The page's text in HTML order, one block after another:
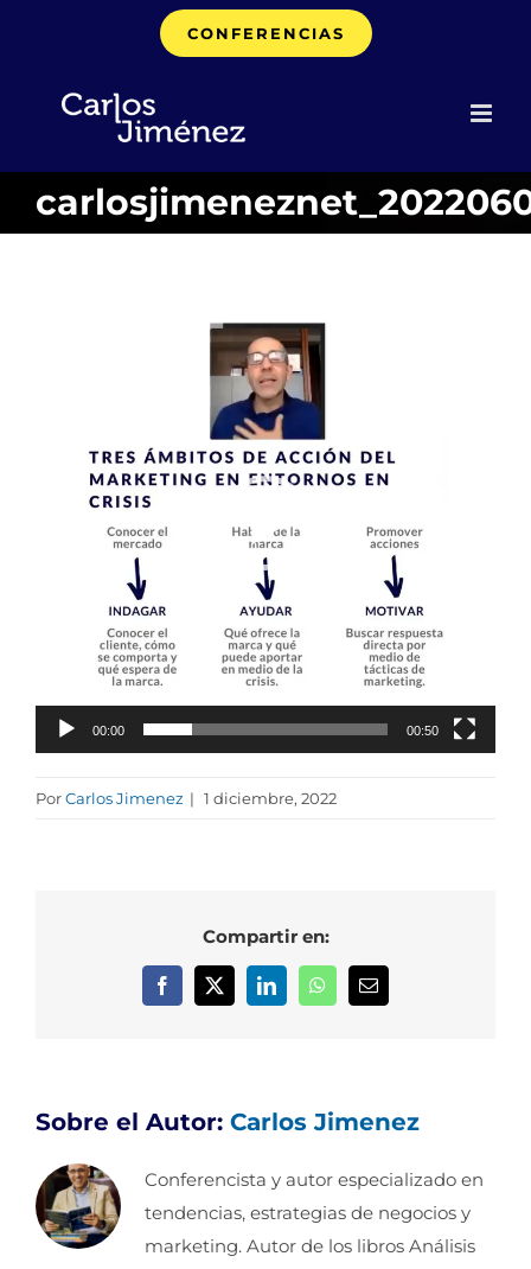
CONFERENCIAS
00:00 00:50
PorCarlos Jimenez | 1 diciembre, 2022
Compartir en:
Facebook
X LinkedInWhatsAppCorreo
Sobre el Autor: Carlos Jimenez
Conferencista y autor especializado en
tendencias, estrategias de negocios y
marketing. Autor de los libros Análisis